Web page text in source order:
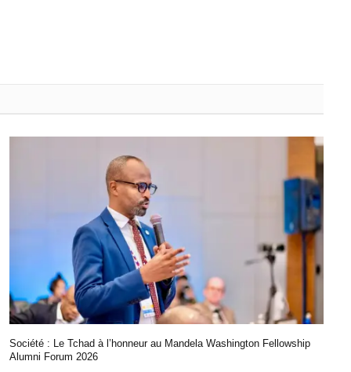
Société : Le Tchad à l’honneur au Mandela Washington Fellowship
Alumni Forum 2026